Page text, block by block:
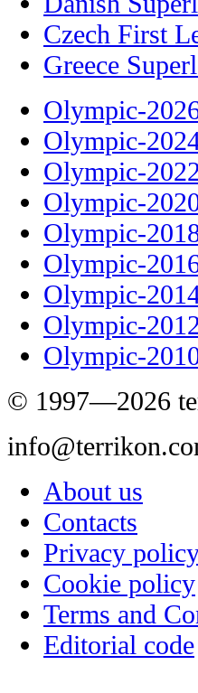
Czech First
Greece
Olympic-
Olympic-
Olympic-
Olympic-
Olympic-
Olympic-
Olympic-
Olympic-
Olympic-
© 1997—2026
About us
Contacts
Privacy
Cookie policy
Terms and
Editorial code